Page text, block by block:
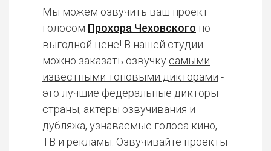
Мы можем озвучить ваш проект
голосом Прохора Чеховского по
выгодной цене! В нашей студии
можно заказать озвучку самыми
известными топовыми дикторами -
это лучшие федеральные дикторы
страны, актеры озвучивания и
дубляжа, узнаваемые голоса кино,
ТВ и рекламы. Озвучивайте проекты